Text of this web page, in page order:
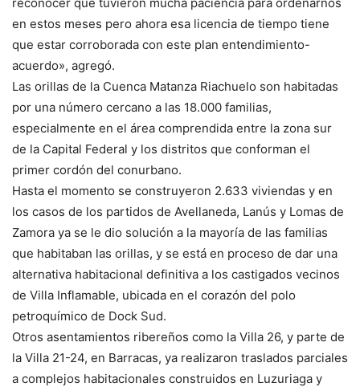
en estos meses pero ahora esa licencia de tiempo tiene
que estar corroborada con este plan entendimiento-
acuerdo», agregó.
Las orillas de la Cuenca Matanza Riachuelo son habitadas
por una número cercano a las 18.000 familias,
especialmente en el área comprendida entre la zona sur
de la Capital Federal y los distritos que conforman el
primer cordón del conurbano.
Hasta el momento se construyeron 2.633 viviendas y en
los casos de los partidos de Avellaneda, Lanús y Lomas de
Zamora ya se le dio solución a la mayoría de las familias
que habitaban las orillas, y se está en proceso de dar una
alternativa habitacional definitiva a los castigados vecinos
de Villa Inflamable, ubicada en el corazón del polo
petroquímico de Dock Sud.
Otros asentamientos ribereños como la Villa 26, y parte de
la Villa 21-24, en Barracas, ya realizaron traslados parciales
a complejos habitacionales construidos en Luzuriaga y